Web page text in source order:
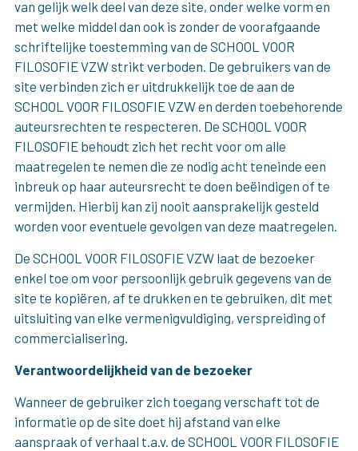
van gelijk welk deel van deze site, onder welke vorm en
met welke middel dan ook is zonder de voorafgaande
schriftelijke toestemming van de SCHOOL VOOR
FILOSOFIE VZW strikt verboden. De gebruikers van de
site verbinden zich er uitdrukkelijk toe de aan de
SCHOOL VOOR FILOSOFIE VZW en derden toebehorende
auteursrechten te respecteren. De SCHOOL VOOR
FILOSOFIE behoudt zich het recht voor om alle
maatregelen te nemen die ze nodig acht teneinde een
inbreuk op haar auteursrecht te doen beëindigen of te
vermijden. Hierbij kan zij nooit aansprakelijk gesteld
worden voor eventuele gevolgen van deze maatregelen.
De SCHOOL VOOR FILOSOFIE VZW laat de bezoeker
enkel toe om voor persoonlijk gebruik gegevens van de
site te kopiëren, af te drukken en te gebruiken, dit met
uitsluiting van elke vermenigvuldiging, verspreiding of
commercialisering.
Verantwoordelijkheid van de bezoeker
Wanneer de gebruiker zich toegang verschaft tot de
informatie op de site doet hij afstand van elke
aanspraak of verhaal t.a.v. de SCHOOL VOOR FILOSOFIE